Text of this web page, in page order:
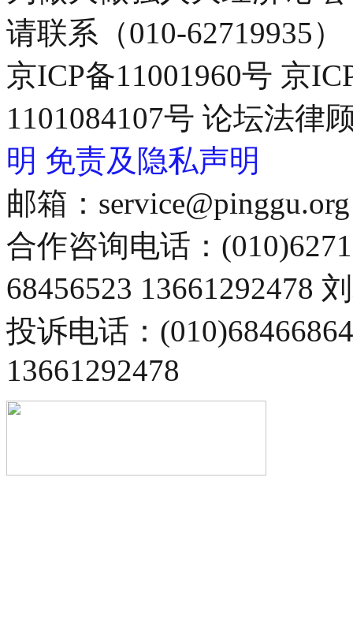
请联系（010-62719935）
京ICP备11001960号 京
1101084107号 论坛法律
明 免责及隐私声明
邮箱：service@pinggu.org
合作咨询电话：
68456523 13661292478
投诉电话：
13661292478